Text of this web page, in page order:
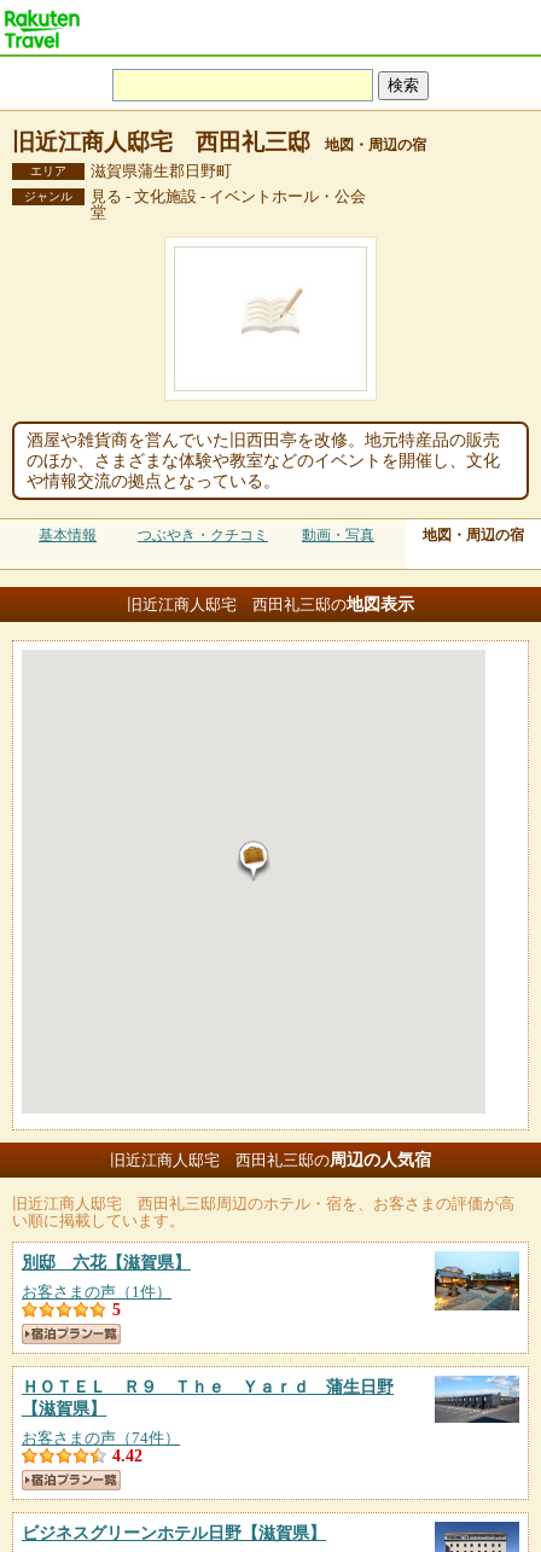
旧近江商人邸宅 西田礼三邸 地図・周辺の宿
エリア 滋賀県蒲生郡日野町
ジャンル
見る - 文化施設 - イベントホール・公会
堂
酒屋や雑貨商を営んでいた旧西田亭を改修。地元特産品の販売
のほか、さまざまな体験や教室などのイベントを開催し、文化
や情報交流の拠点となっている。
基本情報 つぶやき・クチコミ 動画・写真 地図・周辺の宿
旧近江商人邸宅 西田礼三邸の地図表示
旧近江商人邸宅 西田礼三邸の周辺の人気宿
旧近江商人邸宅 西田礼三邸周辺のホテル・宿を、お客さまの評価が高
い順に掲載しています。
別邸 六花【滋賀県】
お客さまの声（1件）
5
ＨＯＴＥＬ Ｒ９ Ｔｈｅ Ｙａｒｄ 蒲生日野
【滋賀県】
お客さまの声（74件）
4.42
ビジネスグリーンホテル日野 【滋賀県】